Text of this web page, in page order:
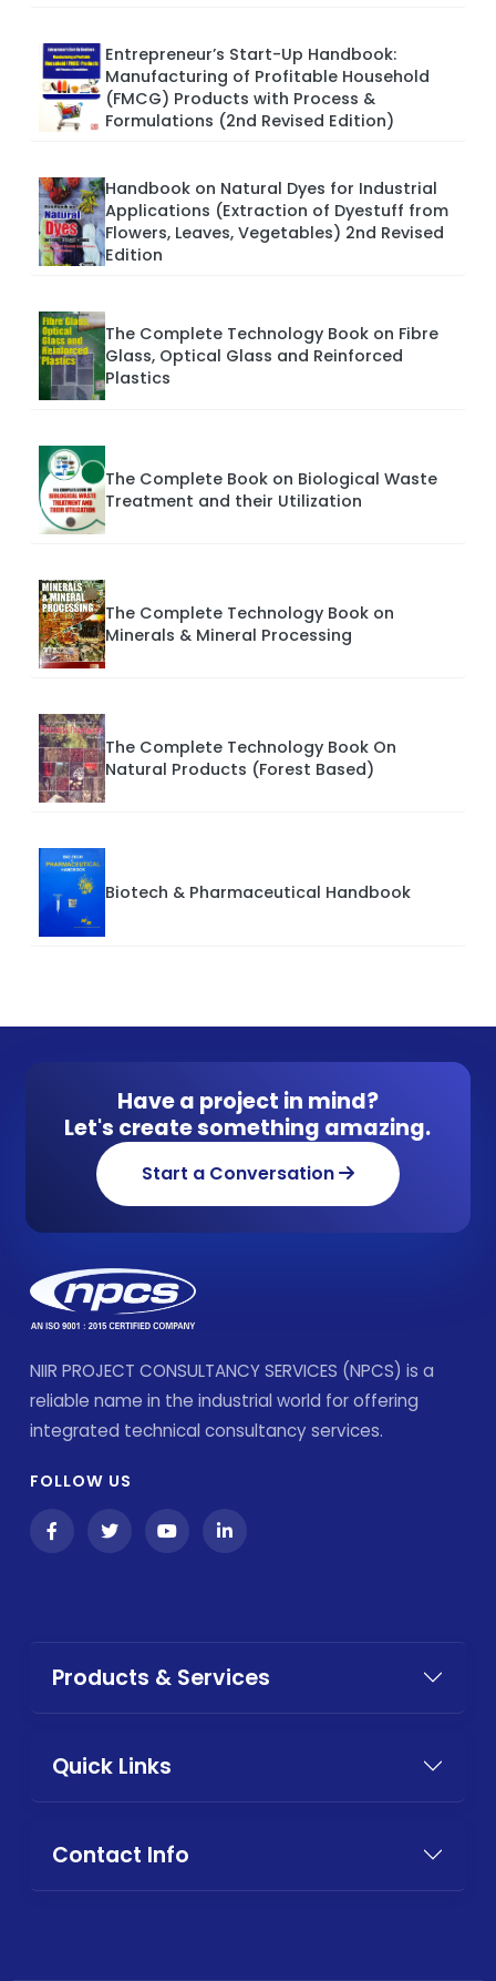
Entrepreneur’s Start-Up Handbook:
Manufacturing of Profitable Household
(FMCG) Products with Process &
Formulations (2nd Revised Edition)
Handbook on Natural Dyes for Industrial
Applications (Extraction of Dyestuff from
Flowers, Leaves, Vegetables) 2nd Revised
Edition
The Complete Technology Book on Fibre
Glass, Optical Glass and Reinforced
Plastics
The Complete Book on Biological Waste
Treatment and their Utilization
The Complete Technology Book on
Minerals & Mineral Processing
The Complete Technology Book On
Natural Products (Forest Based)
Biotech & Pharmaceutical Handbook
Have a project in mind?
Let's create something amazing.
Start a Conversation
NIIR PROJECT CONSULTANCY SERVICES (NPCS) is a
reliable name in the industrial world for offering
integrated technical consultancy services.
FOLLOW US
Products & Services
Quick Links
Contact Info